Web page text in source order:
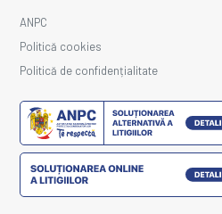
ANPC
Politică cookies
Politică de confidențialitate